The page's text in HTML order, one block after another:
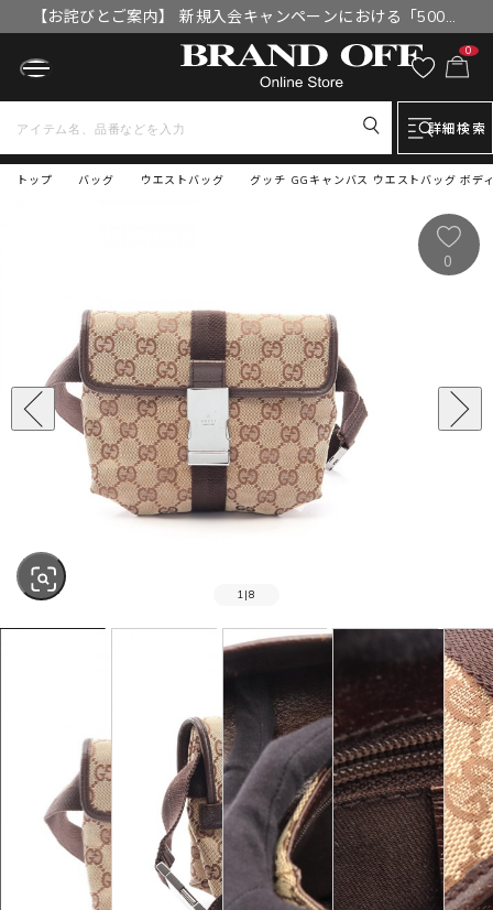
【お詫びとご案内】 新規入会キャンペーンにおける「500円
OFFクーポン」付与漏れと補填について
0
詳細検索
トップ グッチ GGキャンバス ウエストバッグ ボデ
バッグ ウエストバッグ
SOLD OUT
1 |8
0